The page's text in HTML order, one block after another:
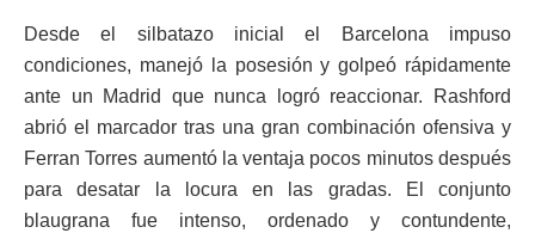
Desde el silbatazo inicial el Barcelona impuso
condiciones, manejó la posesión y golpeó rápidamente
ante un Madrid que nunca logró reaccionar. Rashford
abrió el marcador tras una gran combinación ofensiva y
Ferran Torres aumentó la ventaja pocos minutos después
para desatar la locura en las gradas. El conjunto
blaugrana fue intenso, ordenado y contundente,